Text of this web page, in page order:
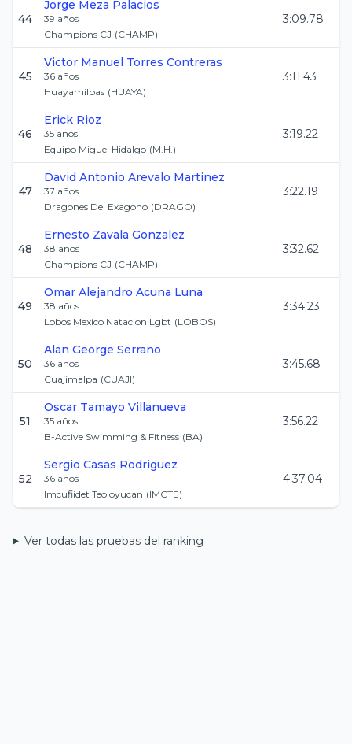
44
Jorge Meza Palacios
39 años
Champions CJ (CHAMP)
3:09.78
45
Victor Manuel Torres Contreras
36 años
Huayamilpas (HUAYA)
3:11.43
46
Erick Rioz
35 años
Equipo Miguel Hidalgo (M.H.)
3:19.22
47
David Antonio Arevalo Martinez
37 años
Dragones Del Exagono (DRAGO)
3:22.19
48
Ernesto Zavala Gonzalez
38 años
Champions CJ (CHAMP)
3:32.62
49
Omar Alejandro Acuna Luna
38 años
Lobos Mexico Natacion Lgbt (LOBOS)
3:34.23
50
Alan George Serrano
36 años
Cuajimalpa (CUAJI)
3:45.68
51
Oscar Tamayo Villanueva
35 años
B-Active Swimming & Fitness (BA)
3:56.22
52
Sergio Casas Rodriguez
36 años
Imcufiidet Teoloyucan (IMCTE)
4:37.04
Ver todas las pruebas del ranking